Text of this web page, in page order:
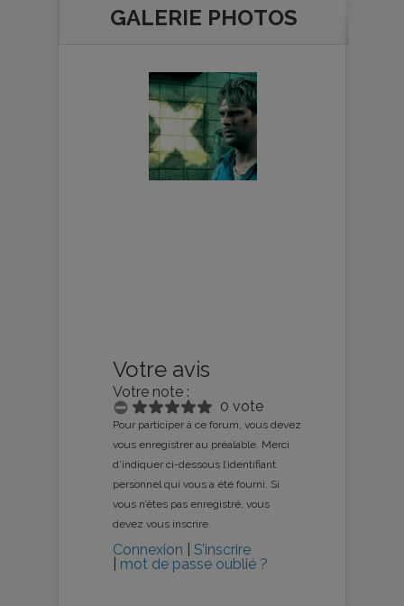
GALERIE PHOTOS
Votre avis
Votre note :
0 vote
Pour participer à ce forum, vous devez
vous enregistrer au préalable. Merci
d’indiquer ci-dessous l’identifiant
personnel qui vous a été fourni. Si
vous n’êtes pas enregistré, vous
devez vous inscrire.
Connexion
S’inscrire
mot de passe oublié ?